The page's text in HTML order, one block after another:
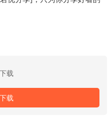
载
载